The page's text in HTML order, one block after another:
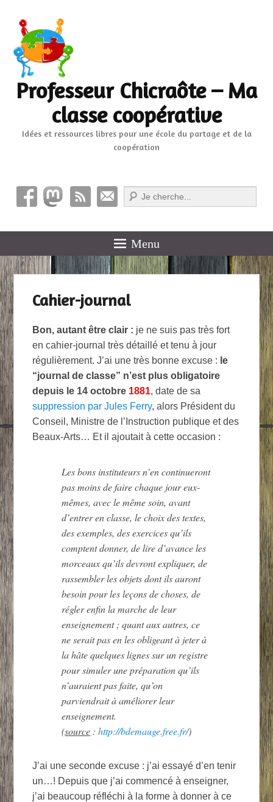
Professeur Chicraôte – Ma
classe coopérative
Idées et ressources libres pour une école du partage et de la
coopération
Recherche
Menu
Cahier-journal
Bon, autant être clair : je ne suis pas très fort
en cahier-journal très détaillé et tenu à jour
régulièrement. J’ai une très bonne excuse : le
“journal de classe” n’est plus obligatoire
depuis le 14 octobre 1881, date de sa
suppression par Jules Ferry, alors Président du
Conseil, Ministre de l’Instruction publique et des
Beaux-Arts… Et il ajoutait à cette occasion :
Les bons instituteurs n’en continueront
pas moins de faire chaque jour eux-
mêmes, avec le même soin, avant
d’entrer en classe, le choix des textes,
des exemples, des exercices qu’ils
comptent donner, de lire d’avance les
morceaux qu’ils devront expliquer, de
rassembler les objets dont ils auront
besoin pour les leçons de choses, de
régler enfin la marche de leur
enseignement ; quant aux autres, ce
ne serait pas en les obligeant à jeter à
la hâte quelques lignes sur un registre
pour simuler une préparation qu’ils
n’auraient pas faite, qu’on
parviendrait à améliorer leur
enseignement.
(source :http://bdemauge.free.fr/)
J’ai une seconde excuse : j’ai essayé d’en tenir
un…! Depuis que j’ai commencé à enseigner,
j’ai beaucoup réfléchi à la forme à donner à ce